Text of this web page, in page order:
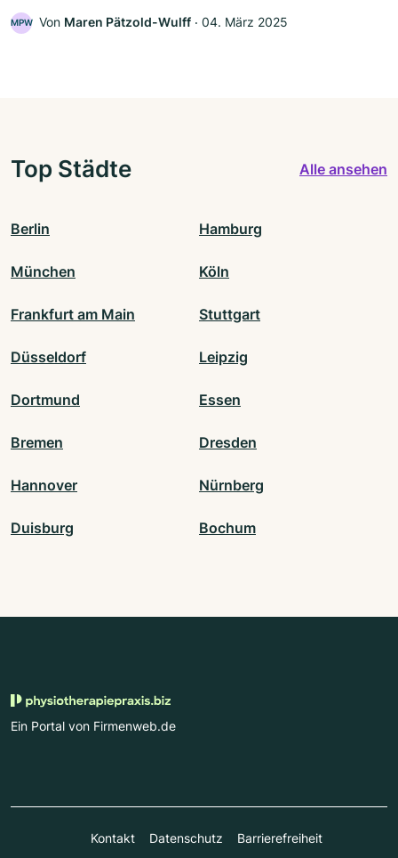
MPW Von Maren Pätzold-Wulff ‧ 04. März 2025
Top Städte Alle ansehen
Berlin Hamburg
München Köln
Frankfurt am Main Stuttgart
Düsseldorf Leipzig
Dortmund Essen
Bremen Dresden
Hannover Nürnberg
Duisburg Bochum
Ein Portal von Firmenweb.de
Kontakt Datenschutz
Barrierefreiheit